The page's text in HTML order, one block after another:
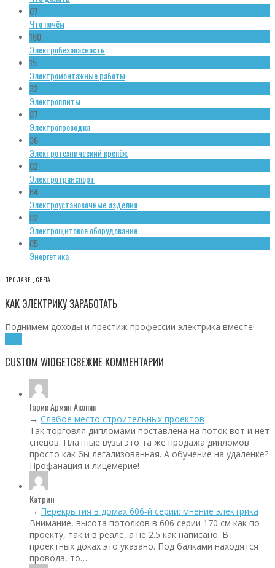
07
Что почём
160
Электробезопасность
15
Электромонтажные работы
32
Электроплиты
87
Электропроводка
36
Электротехнический крепёж
02
Электротранспорт
64
Электроустановочные изделия
92
Электрощитовое оборудование
05
Энергетика
ПРОДАВЕЦ СВЕТА
КАК ЭЛЕКТРИКУ ЗАРАБОТАТЬ
Поднимем доходы и престиж профессии электрика вместе!
CUSTOM WIDGETСВЕЖИЕ КОММЕНТАРИИ
Гарик Армян Акопян
→ Слабое место строительных проектов
Так торговля дипломами поставлена на поток вот и нет
спецов. Платные вузы это та же продажа дипломов
просто как бы легализованная. А обучение на удаленке?
Профанация и лицемерие!
Катрин
→ Перекрытия в домах 606‑й серии: мнение электрика
Внимание, высота потолков в 606 серии 170 см как по
проекту, так и в реале, а не 2.5 как написано. В
проектных доках это указано. Под балками находятся
провода, то…